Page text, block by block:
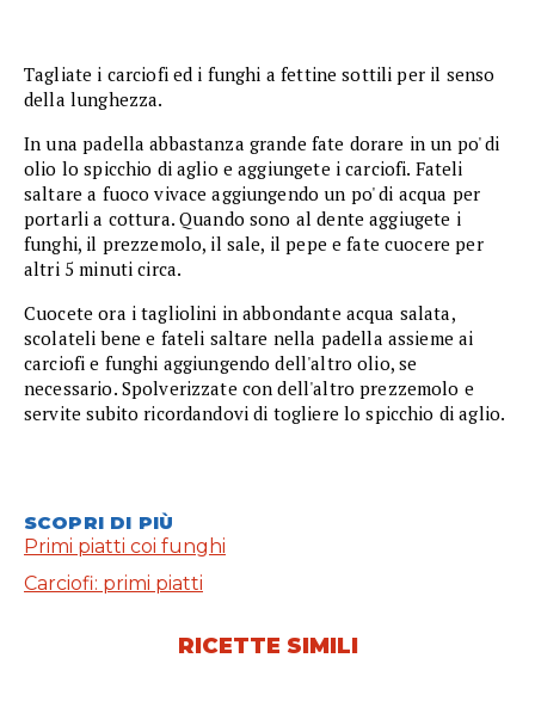
Tagliate i carciofi ed i funghi a fettine sottili per il senso
della lunghezza.
In una padella abbastanza grande fate dorare in un po' di
olio lo spicchio di aglio e aggiungete i carciofi. Fateli
saltare a fuoco vivace aggiungendo un po' di acqua per
portarli a cottura. Quando sono al dente aggiugete i
funghi, il prezzemolo, il sale, il pepe e fate cuocere per
altri 5 minuti circa.
Cuocete ora i tagliolini in abbondante acqua salata,
scolateli bene e fateli saltare nella padella assieme ai
carciofi e funghi aggiungendo dell'altro olio, se
necessario. Spolverizzate con dell'altro prezzemolo e
servite subito ricordandovi di togliere lo spicchio di aglio.
SCOPRI DI PIÙ
Primi piatti coi funghi
Carciofi: primi piatti
RICETTE SIMILI